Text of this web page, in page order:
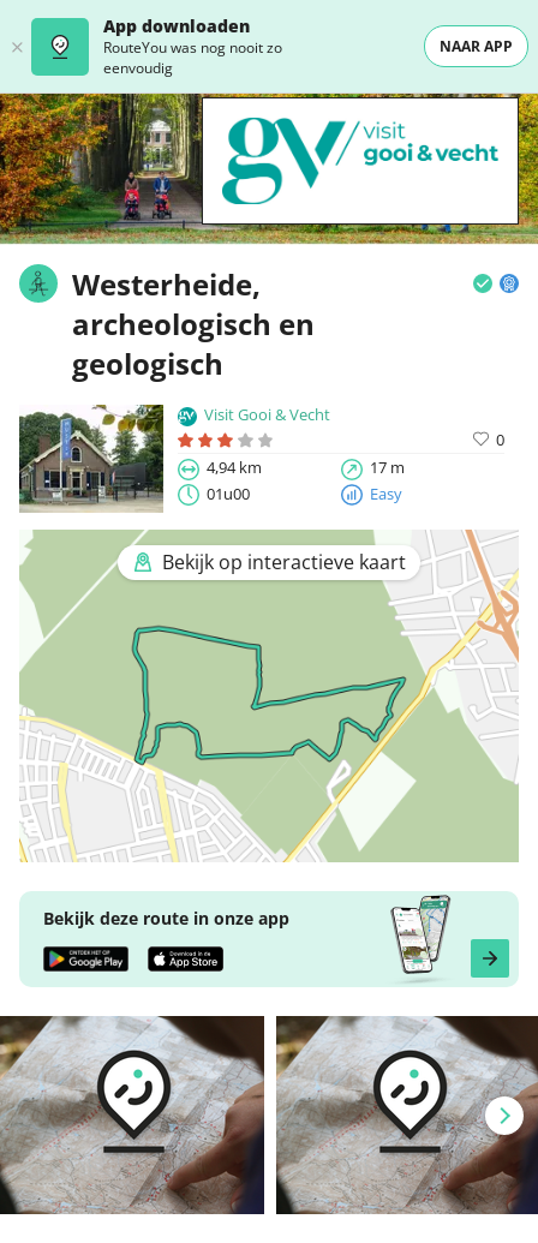
App downloaden
RouteYou was nog nooit zo
eenvoudig
NAAR APP
Westerheide,
archeologisch en
geologisch
Visit Gooi & Vecht
0
4,94 km
17 m
01u00
Easy
Bekijk op interactieve kaart
Bekijk deze route in onze app